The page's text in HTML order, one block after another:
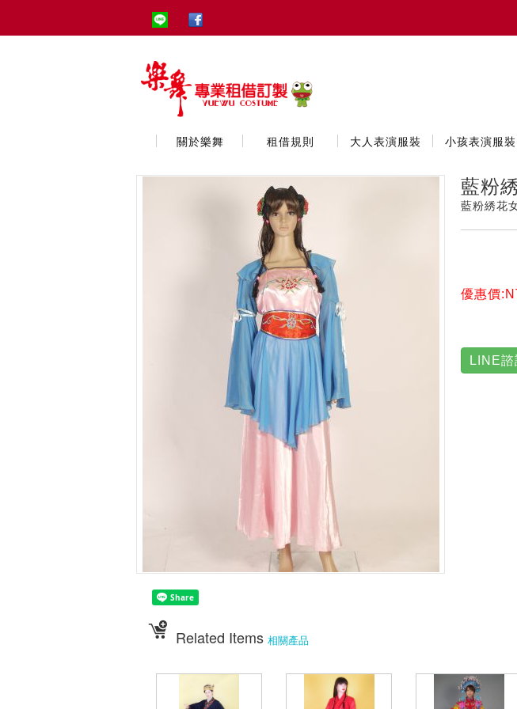
關於樂舞 租借規則 大人表演服裝 小孩表演服裝
藍粉
藍粉綉花
優惠價
LINE諮
Related Items 相關產品